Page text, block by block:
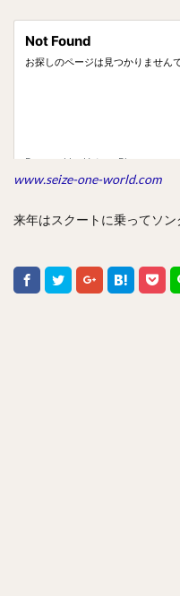
www.seize-one-world.com
来年はスクートに乗ってソン